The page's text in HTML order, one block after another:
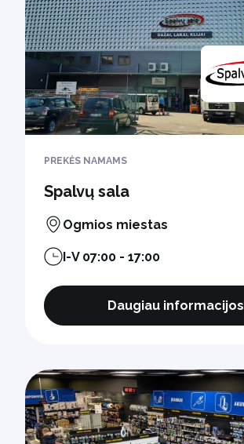
PREKĖS NAMAMS
Spalvų sala
Ogmios miestas
I-V 07:00 - 17:00
Daugiau informacijos